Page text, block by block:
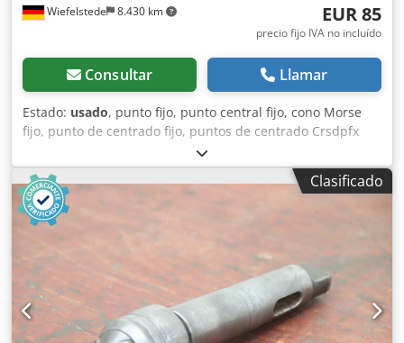
Wiefelstede 8.430 km EUR 85
precio fijo IVA no incluído
Consultar Llamar
Estado: usado, punto fijo, punto central fijo, cono Morse
fijo, punto de centrado fijo, puntos de centrado Crsdpfx
Akouza R Dokof -punto central fijo: Ø 30/98 mm -toma: MK4
-Dimensiones: Ø 98 x 180 mm -Peso: 2,9 kg
Clasificado